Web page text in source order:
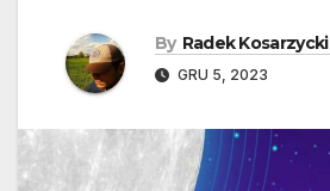
By Radek Kosarzycki
GRU 5, 2023